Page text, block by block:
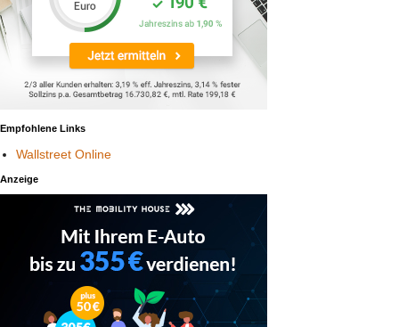
Empfohlene Links
Wallstreet Online
Anzeige